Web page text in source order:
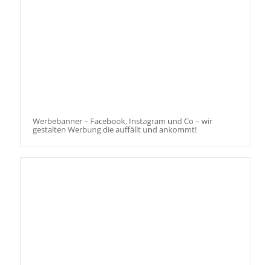
Werbebanner – Facebook, Instagram und Co – wir
gestalten Werbung die auffällt und ankommt!